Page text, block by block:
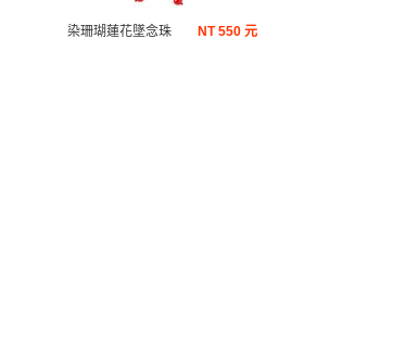
染珊瑚蓮花墜念珠 NT550 元